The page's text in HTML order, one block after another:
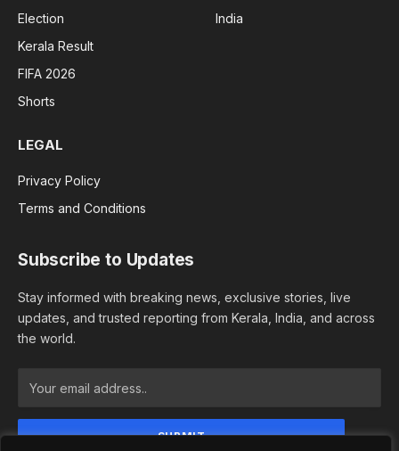
Election
Kerala Result
FIFA 2026
Shorts
India
LEGAL
Privacy Policy
Terms and Conditions
Subscribe to Updates
Stay informed with breaking news, exclusive stories, live
updates, and trusted reporting from Kerala, India, and across
the world.